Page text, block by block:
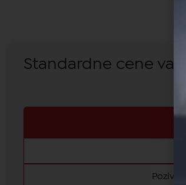
Standardne cene
Pozivi